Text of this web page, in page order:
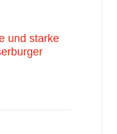
und starke